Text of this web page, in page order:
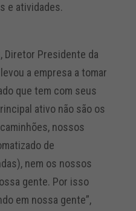
e atividades.
Diretor Presidente da
a empresa a tomar
que tem com seus
ativo não são os
nossos
de
nem os nossos
gente. Por isso
em nossa gente”,